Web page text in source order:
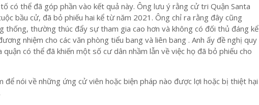
có thể đã góp phần vào kết quả này. Ông lưu ý rằng cử tri Quận Santa
bầu cử, đã bỏ phiếu hai kể từ năm 2021. Ông chỉ ra rằng đây cũng
thống, thường thúc đẩy sự tham gia cao hơn và không có đối thủ đáng kể
nhiệm cho các văn phòng tiểu bang và liên bang . Anh ấy đề nghị quy
có thể đã khiến một số cư dân nhầm lẫn về việc họ đã bỏ phiếu cho
để nói về những ứng cử viên hoặc biện pháp nào được lợi hoặc bị thiệt hại